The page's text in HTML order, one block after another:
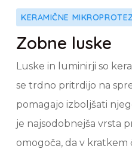
KERAMIČNE
Zobne luske
Luske in luminirji so
se trdno pritrdijo na
pomagajo izboljšati
je najsodobnejša vrsta
omogoča, da v kratkem